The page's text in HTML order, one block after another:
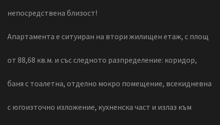
непосредствена близост!
Апартамента е ситуиран на втори жилищен етаж, с площ
от 88,68 кв.м. и със следното разпределение: коридор,
баня с тоалетна, отделно мокро помещение, всекидневна
с югоизточно изложение, кухненска част и излаз към